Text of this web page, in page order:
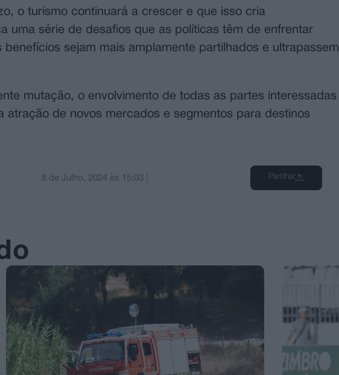
o turismo continuará a crescer e que isso cria
uma série de desafios que as políticas têm de enfrentar
sejam mais amplamente partilhados e ultrapassem
mutação, o envolvimento de todas as partes interessadas
atração de novos mercados e segmentos para destinos
8 de Julho, 2024 às 15:03 Partilhar